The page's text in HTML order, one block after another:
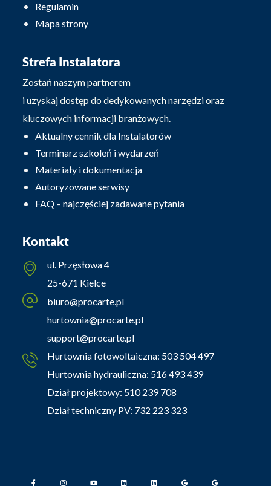
Regulamin
Mapa strony
Strefa Instalatora
Zostań naszym partnerem
i uzyskaj dostęp do dedykowanych narzędzi oraz
kluczowych informacji branżowych.
Aktualny cennik dla Instalatorów
Terminarz szkoleń i wydarzeń
Materiały i dokumentacja
Autoryzowane serwisy
FAQ – najczęściej zadawane pytania
Kontakt
ul. Przęsłowa 4
25-671 Kielce
biuro@procarte.pl
hurtownia@procarte.pl
support@procarte.pl
Hurtownia fotowoltaiczna: 503 504 497
Hurtownia hydrauliczna: 516 493 439
Dział projektowy: 510 239 708
Dział techniczny PV: 732 223 323